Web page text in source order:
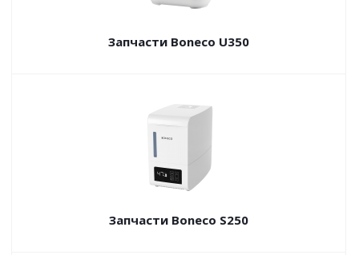
Запчасти Boneco U350
Запчасти Boneco S250